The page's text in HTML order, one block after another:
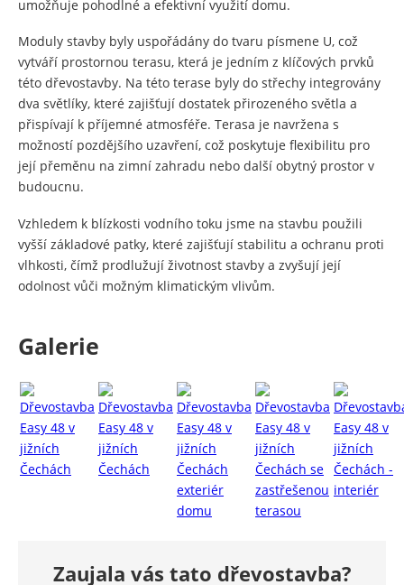
umožňuje pohodlné a efektivní využití domu.
Moduly stavby byly uspořádány do tvaru písmene U, což
vytváří prostornou terasu, která je jedním z klíčových prvků
této dřevostavby. Na této terase byly do střechy integrovány
dva světlíky, které zajišťují dostatek přirozeného světla a
přispívají k příjemné atmosféře. Terasa je navržena s
možností pozdějšího uzavření, což poskytuje flexibilitu pro
její přeměnu na zimní zahradu nebo další obytný prostor v
budoucnu.
Vzhledem k blízkosti vodního toku jsme na stavbu použili
vyšší základové patky, které zajišťují stabilitu a ochranu proti
vlhkosti, čímž prodlužují životnost stavby a zvyšují její
odolnost vůči možným klimatickým vlivům.
Galerie
Zaujala vás tato dřevostavba?